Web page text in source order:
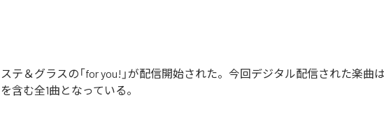
ステ＆グラスの「for you!」が配信開始された。今回デジタル配信された楽曲は
を含む全1曲となっている。